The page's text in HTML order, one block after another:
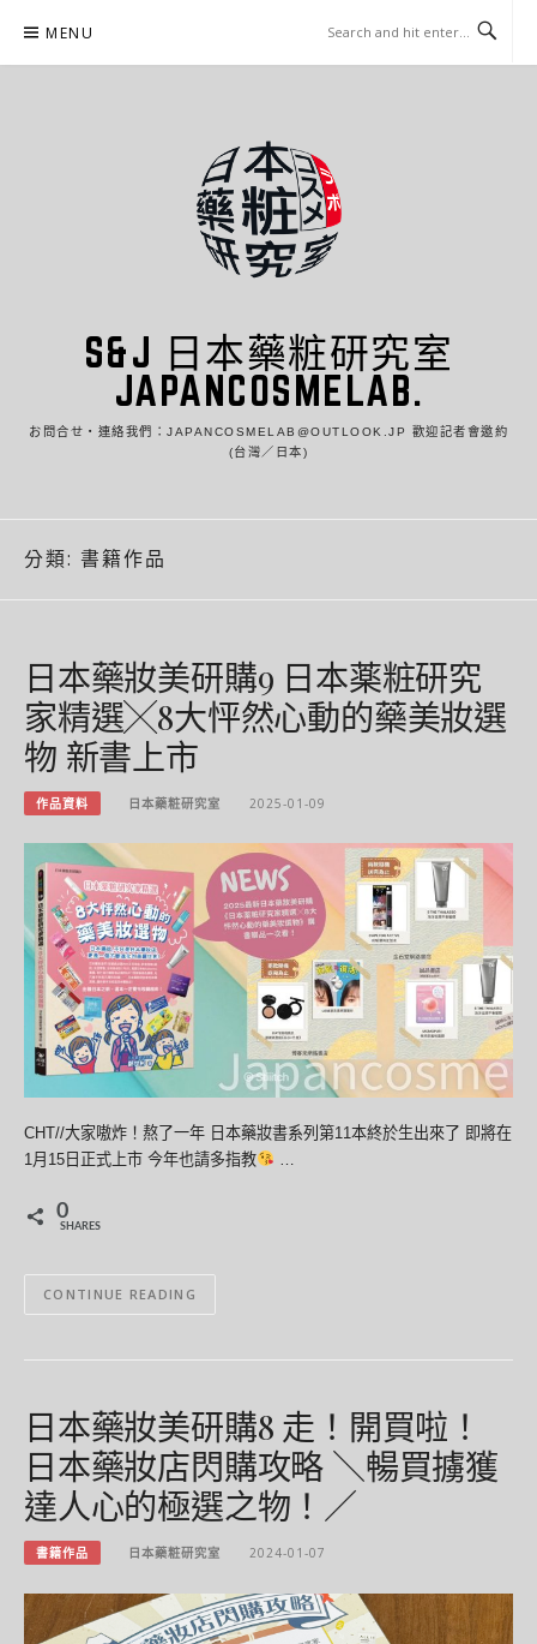
content
MENU
S&J 日本藥粧研究室
JAPANCOSMELAB.
お問合せ・連絡我們：JAPANCOSMELAB@OUTLOOK.JP 歡迎記者會邀約
(台灣／日本)
分類: 書籍作品
日本藥妝美研購9 日本薬粧研究
家精選╳8大怦然心動的藥美妝選
物 新書上市
作品資料 日本藥粧研究室 2025-01-09
CHT//大家嗷炸！熬了一年 日本藥妝書系列第11本終於生出來了 即將在
1月15日正式上市 今年也請多指教
0
SHARES
CONTINUE READING
日本藥妝美研購8 走！開買啦！
日本藥妝店閃購攻略 ＼暢買擄獲
達人心的極選之物！／
書籍作品 日本藥粧研究室 2024-01-07